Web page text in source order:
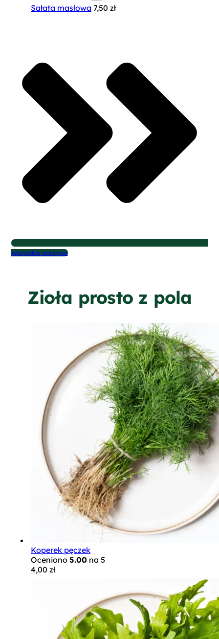
Sałata masłowa 7,50 zł
Wszystkie warzywa
Zioła prosto z pola
Koperek pęczek
Oceniono 5.00 na 5
4,00 zł